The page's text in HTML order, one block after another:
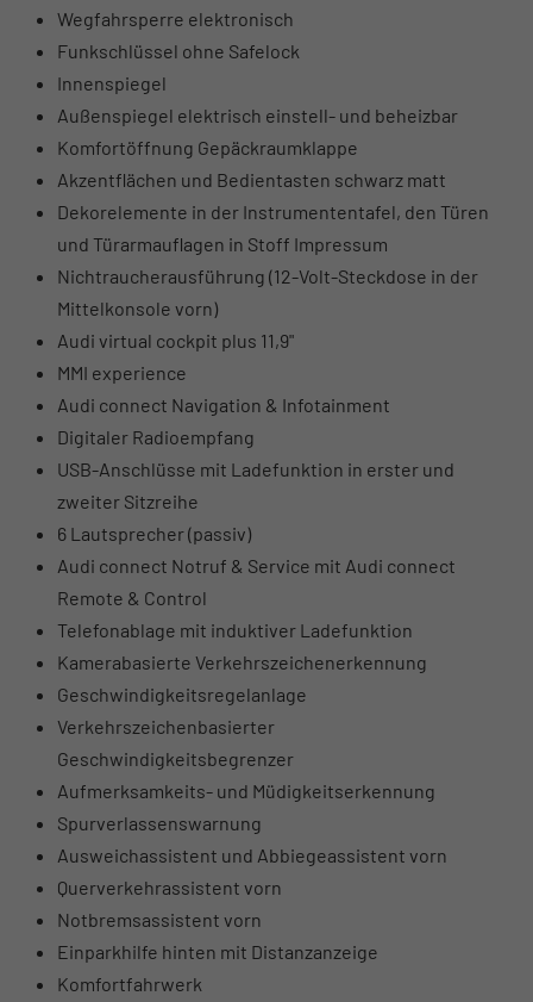
Wegfahrsperre elektronisch
Funkschlüssel ohne Safelock
Innenspiegel
Außenspiegel elektrisch einstell- und beheizbar
Komfortöffnung Gepäckraumklappe
Akzentflächen und Bedientasten schwarz matt
Dekorelemente in der Instrumententafel, den Türen
und Türarmauflagen in Stoff Impressum
Nichtraucherausführung (12-Volt-Steckdose in der
Mittelkonsole vorn)
Audi virtual cockpit plus 11,9"
MMI experience
Audi connect Navigation & Infotainment
Digitaler Radioempfang
USB-Anschlüsse mit Ladefunktion in erster und
zweiter Sitzreihe
6 Lautsprecher (passiv)
Audi connect Notruf & Service mit Audi connect
Remote & Control
Telefonablage mit induktiver Ladefunktion
Kamerabasierte Verkehrszeichenerkennung
Geschwindigkeitsregelanlage
Verkehrszeichenbasierter
Geschwindigkeitsbegrenzer
Aufmerksamkeits- und Müdigkeitserkennung
Spurverlassenswarnung
Ausweichassistent und Abbiegeassistent vorn
Querverkehrassistent vorn
Notbremsassistent vorn
Einparkhilfe hinten mit Distanzanzeige
Komfortfahrwerk